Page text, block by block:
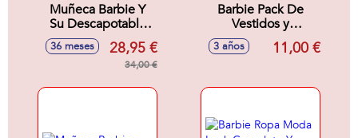
Muñeca Barbie Y
Su Descapotable
Morado.
36 meses 28,95 €
34,00 €
Barbie Pack De
Vestidos y
Accesorios Looks
De Moda Mod
3 años 11,00 €